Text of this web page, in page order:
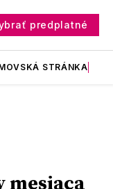
predplatné
STRÁNKA
mesiaca